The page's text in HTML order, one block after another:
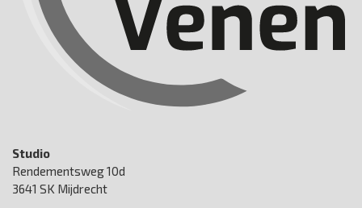
Studio
Rendementsweg 10d
3641 SK Mijdrecht